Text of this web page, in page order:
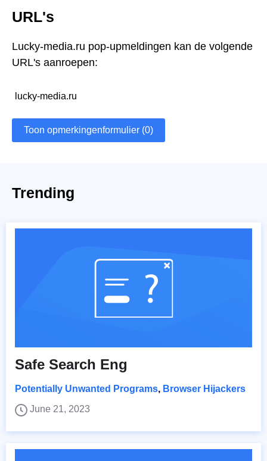
URL's
Lucky-media.ru pop-upmeldingen kan de volgende
URL's aanroepen:
lucky-media.ru
Toon opmerkingenformulier (0)
Trending
Safe Search Eng
Potentially Unwanted Programs, Browser Hijackers
June 21, 2023